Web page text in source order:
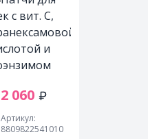
+ 30 шт.
лепестков)
2 060
Артикул:
8809822541010